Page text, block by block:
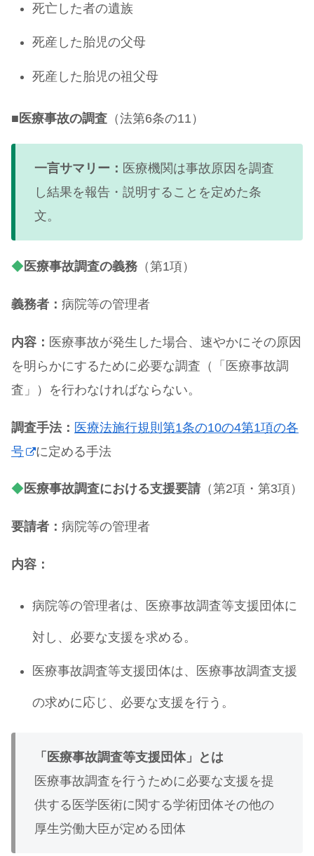
死亡した者の遺族
死産した胎児の父母
死産した胎児の祖父母
■ 医療事故の調査 （法第6条の11）
一言サマリー： 医療機関は事故原因を調査
し結果を報告・説明することを定めた条
文。
◆医療事故調査の義務 （第1項）
義務者： 病院等の管理者
内容： 医療事故が発生した場合、速やかにその原因
を明らかにするために必要な調査（「医療事故調
査」）を行わなければならない。
調査手法： 医療法施行規則第1条の10の4第1項の各
号
に定める手法
◆医療事故調査における支援要請（第2項・第3項）
要請者： 病院等の管理者
内容：
病院等の管理者は、医療事故調査等支援団体に
対し、必要な支援を求める。
医療事故調査等支援団体は、医療事故調査支援
の求めに応じ、必要な支援を行う。
「医療事故調査等支援団体」とは
医療事故調査を行うために必要な支援を提
供する医学医術に関する学術団体その他の
厚生労働大臣が定める団体